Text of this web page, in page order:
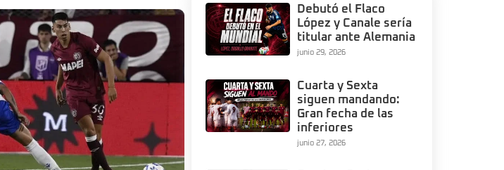
Debutó el Flaco
López y Canale sería
titular ante Alemania
junio 29, 2026
Cuarta y Sexta
siguen mandando:
Gran fecha de las
inferiores
junio 27, 2026